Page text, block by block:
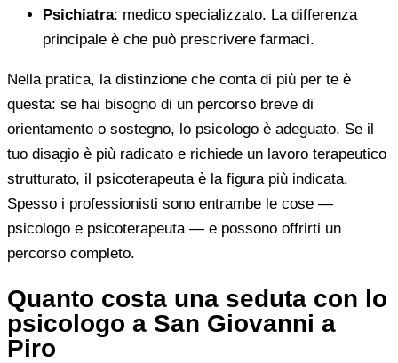
Psichiatra: medico specializzato. La differenza
principale è che può prescrivere farmaci.
Nella pratica, la distinzione che conta di più per te è
questa: se hai bisogno di un percorso breve di
orientamento o sostegno, lo psicologo è adeguato. Se il
tuo disagio è più radicato e richiede un lavoro terapeutico
strutturato, il psicoterapeuta è la figura più indicata.
Spesso i professionisti sono entrambe le cose —
psicologo e psicoterapeuta — e possono offrirti un
percorso completo.
Quanto costa una seduta con lo
psicologo a San Giovanni a
Piro